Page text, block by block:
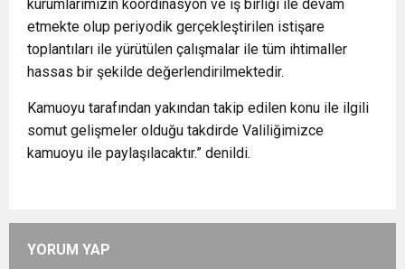
kurumlarımızın koordinasyon ve iş birliği ile devam
etmekte olup periyodik gerçekleştirilen istişare
toplantıları ile yürütülen çalışmalar ile tüm ihtimaller
hassas bir şekilde değerlendirilmektedir.
Kamuoyu tarafından yakından takip edilen konu ile ilgili
somut gelişmeler olduğu takdirde Valiliğimizce
kamuoyu ile paylaşılacaktır.” denildi.
YORUM YAP